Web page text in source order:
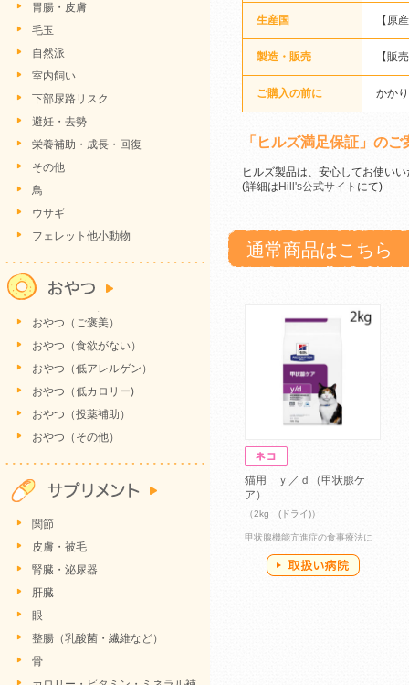
生産国 【原
製造・販売 【販
ご購入の前に かか
「ヒルズ満足保証」のご
ヒルズ製品は、安心してお使い
(詳細は Hill's公式サイト にて)
通常商品はこちら
猫用 ｙ／ｄ（甲状腺ケ
ア）
（2kg (ドライ)）
甲状腺機能亢進症の食事療法に
胃腸・皮膚
毛玉
自然派
室内飼い
下部尿路リスク
避妊・去勢
栄養補助・成長・回復
その他
鳥
ウサギ
フェレット他小動物
おやつ（ご褒美）
おやつ（食欲がない）
おやつ（低アレルゲン）
おやつ（低カロリー)
おやつ（投薬補助）
おやつ（その他）
関節
皮膚・被毛
腎臓・泌尿器
肝臓
眼
整腸（乳酸菌・繊維など）
骨